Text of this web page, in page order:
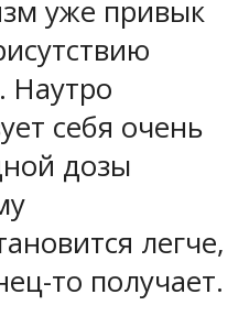
уже привык
Наутро
себя очень
дозы
легче,
то получает.